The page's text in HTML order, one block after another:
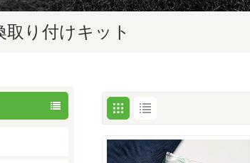
り付けキット